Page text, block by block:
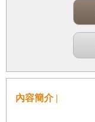
內容簡介 |